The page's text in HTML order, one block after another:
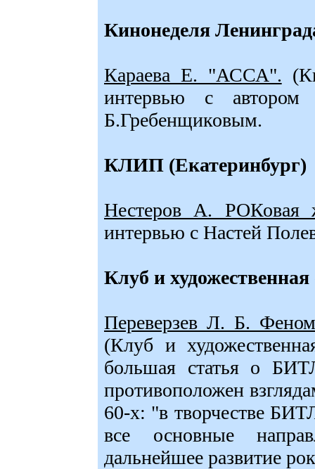
Кинонеделя
Караева Е. "АССА".
интервью с
Б.Гребенщиковым.
КЛИП (Екатеринбург)
Нестеров А. РОКовая
интервью с Настей
Клуб и художественная
Переверзев Л. Б.
(Клуб и
большая статья о
противоположен
60-х: "в творчестве
все основные
дальнейшее развитие